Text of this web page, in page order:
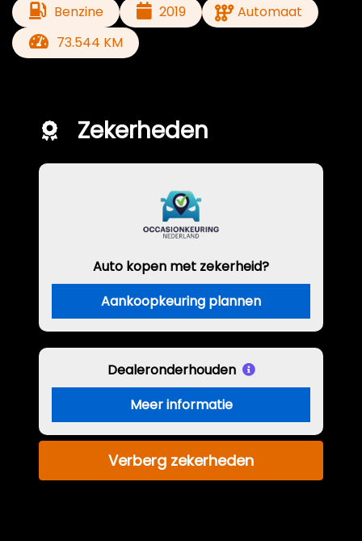
Benzine 2019
Automaat
73.544 KM
Zekerheden
Auto kopen met zekerheid?
Aankoopkeuring plannen
Dealeronderhouden
Meer informatie
Verberg zekerheden